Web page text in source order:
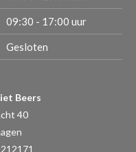
09:30 - 17:00 uur
Gesloten
Beers
40